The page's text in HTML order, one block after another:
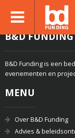
B&D FUNDING
B&D Funding is een
evenementen en
MENU
Over B&D Funding
Advies &